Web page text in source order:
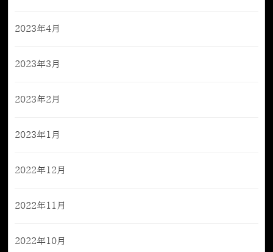
2023年4月
2023年3月
2023年2月
2023年1月
2022年12月
2022年11月
2022年10月